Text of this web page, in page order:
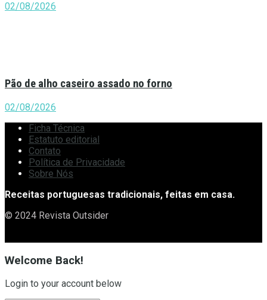
02/08/2026
Pão de alho caseiro assado no forno
02/08/2026
Ficha Técnica
Estatuto editorial
Contato
Política de Privacidade
Sobre Nós
Receitas portuguesas tradicionais, feitas em casa.
© 2024 Revista Outsider
Welcome Back!
Login to your account below